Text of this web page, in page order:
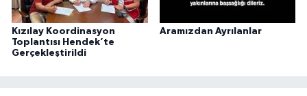
Kızılay Koordinasyon
Toplantısı Hendek’te
Gerçekleştirildi
Aramızdan Ayrılanlar